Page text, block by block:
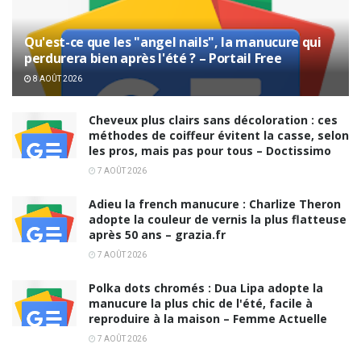
Qu'est-ce que les "angel nails", la manucure qui
perdurera bien après l'été ? – Portail Free
8 AOÛT 2026
Cheveux plus clairs sans décoloration : ces
méthodes de coiffeur évitent la casse, selon
les pros, mais pas pour tous – Doctissimo
7 AOÛT 2026
Adieu la french manucure : Charlize Theron
adopte la couleur de vernis la plus flatteuse
après 50 ans – grazia.fr
7 AOÛT 2026
Polka dots chromés : Dua Lipa adopte la
manucure la plus chic de l'été, facile à
reproduire à la maison – Femme Actuelle
7 AOÛT 2026